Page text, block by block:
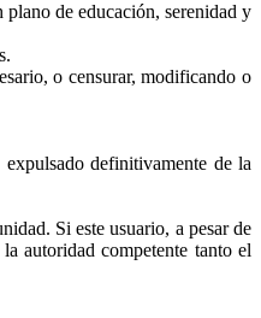
de educación, serenidad y
o censurar, modificando o
definitivamente de la
Si este usuario, a pesar de
autoridad competente tanto el